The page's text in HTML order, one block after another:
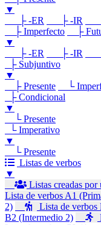
▼
├ -ER
├ -IR
└
├ Imperfecto
├
▼
├ -ER
├ -IR
└
├ Subjuntivo
▼
├ Presente
└
├ Condicional
▼
└ Presente
└ Imperativo
▼
└ Presente
Listas de verbos
▼
Listas creadas por
Lista de verbos A1
2)
Lista de
B2 (Intermedio 2)